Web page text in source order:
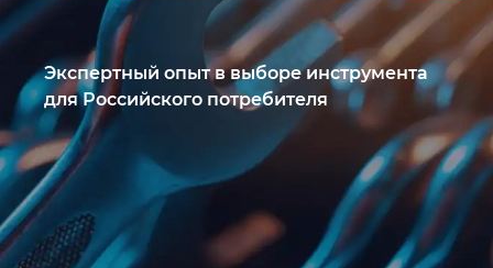
Экспертный опыт в выборе инструмента
для Российского потребителя